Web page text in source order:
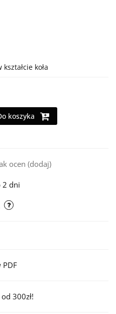
koła
koszyka
ocen (dodaj)
2 dni
300zł!